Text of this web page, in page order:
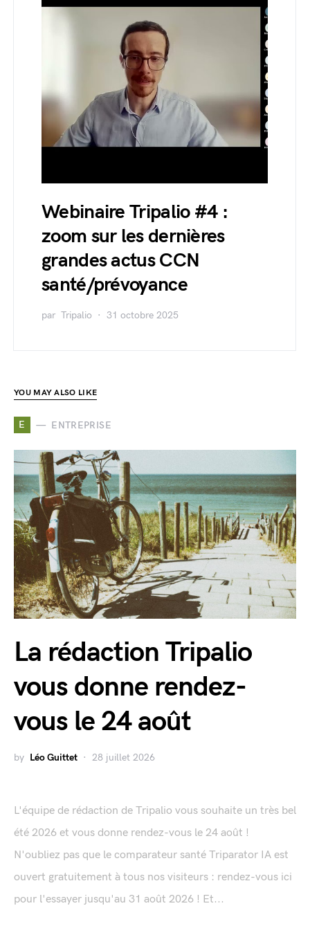
Webinaire Tripalio #4 :
zoom sur les dernières
grandes actus CCN
santé/prévoyance
par Tripalio 31 octobre 2025
YOU MAY ALSO LIKE
E ENTREPRISE
La rédaction Tripalio
vous donne rendez-
vous le 24 août
by Léo Guittet 28 juillet 2026
L'équipe de rédaction de Tripalio vous souhaite un très bel
été 2026 et vous donne rendez-vous le 24 août !
N'oubliez pas que le comparateur santé Triparator IA est
ouvert gratuitement à tous nos visiteurs : rendez-vous ici
pour l'essayer jusqu'au 31 août 2026 ! Et...